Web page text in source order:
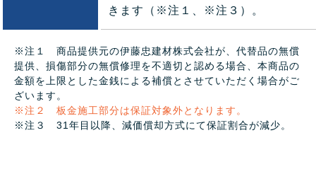
きます（※注１、※注３）。
※注１ 商品提供元の伊藤忠建材株式会社が、代替品の無償
提供、損傷部分の無償修理を不適切と認める場合、本商品の
金額を上限とした金銭による補償とさせていただく場合がご
ざいます。
※注２ 板金施工部分は保証対象外となります。
※注３ 31年目以降、減価償却方式にて保証割合が減少。